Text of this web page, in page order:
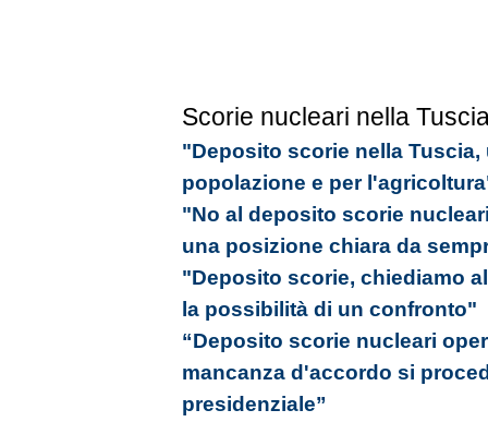
Scorie nucleari nella
"Deposito scorie nella Tuscia,
popolazione e per
"No al deposito scorie
una posizione chiara da
"Deposito scorie, chiediamo
la possibilità di un confronto"
“Deposito scorie nucleari
mancanza d'accordo si
presidenziale”